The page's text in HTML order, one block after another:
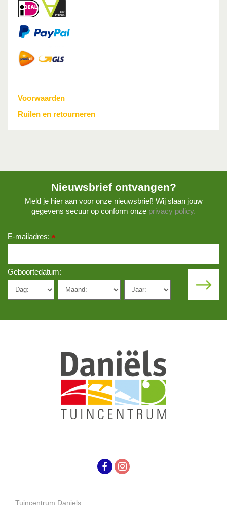
Voorwaarden
Ruilen en retourneren
Nieuwsbrief ontvangen?
Meld je hier aan voor onze nieuwsbrief! Wij slaan jouw
gegevens secuur op conform onze privacy policy.
E-mailadres: *
Geboortedatum:
Tuincentrum Daniels